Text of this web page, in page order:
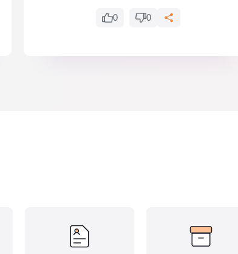
0 0